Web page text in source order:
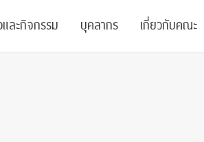
และกิจกรรม บุคลากร เกี่ยวกับคณะ